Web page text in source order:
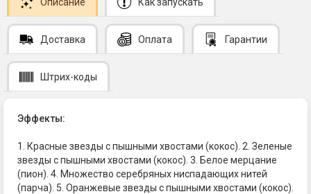
Доставка Оплата Гарантии
Штрих-коды
Эффекты:
1. Красные звезды с пышными хвостами (кокос). 2. Зеленые
звезды с пышными хвостами (кокос). 3. Белое мерцание
(пион). 4. Множество серебряных ниспадающих нитей
(парча). 5. Оранжевые звезды с пышными хвостами (кокос).